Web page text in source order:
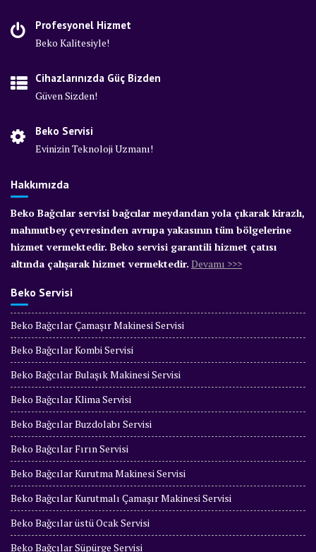
Profesyonel Hizmet
Beko Kalitesiyle!
Cihazlarınızda Güç Bizden
Güven Sizden!
Beko Servisi
Evinizin Teknoloji Uzmanı!
Hakkımızda
Beko Bağcılar servisi bağcılar meydandan yola çıkarak kirazlı,
mahmutbey çevresinden avrupa yakasının tüm bölgelerine
hizmet vermektedir. Beko servisi garantili hizmet çatısı
altında çalışarak hizmet vermektedir. Devamı >>>
Beko Servisi
Beko Bağcılar Çamaşır Makinesi Servisi
Beko Bağcılar Kombi Servisi
Beko Bağcılar Bulaşık Makinesi Servisi
Beko Bağcılar Klima Servisi
Beko Bağcılar Buzdolabı Servisi
Beko Bağcılar Fırın Servisi
Beko Bağcılar Kurutma Makinesi Servisi
Beko Bağcılar Kurutmalı Çamaşır Makinesi Servisi
Beko Bağcılar üstü Ocak Servisi
Beko Bağcılar Süpürge Servisi